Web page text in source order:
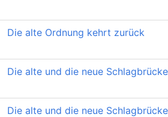
Die alte Ordnung kehrt zurück
Die alte und die neue Schlagbrücke
Die alte und die neue Schlagbrücke